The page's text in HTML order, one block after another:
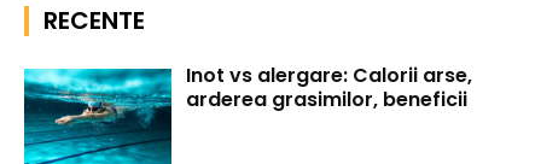
RECENTE
Inot vs alergare: Calorii arse,
arderea grasimilor, beneficii